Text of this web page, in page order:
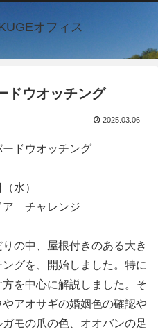
オフィス
ドウオッチング
2025.03.06
ドウオッチング
水）
チャレンジ
の中、屋根付きのある大き
グを、開始しました。特に
を中心に解説しました。そ
アオサギの婚姻色の確認や
モの爪の色、オオバンの足